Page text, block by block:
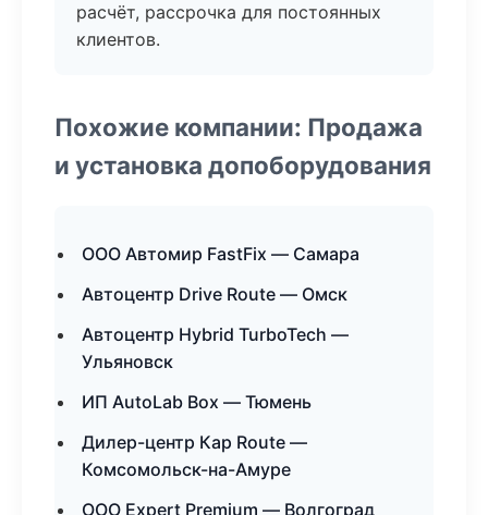
расчёт, рассрочка для постоянных
клиентов.
Похожие компании: Продажа
и установка допоборудования
ООО Автомир FastFix — Самара
Автоцентр Drive Route — Омск
Автоцентр Hybrid TurboTech —
Ульяновск
ИП AutoLab Box — Тюмень
Дилер-центр Кар Route —
Комсомольск-на-Амуре
ООО Expert Premium — Волгоград